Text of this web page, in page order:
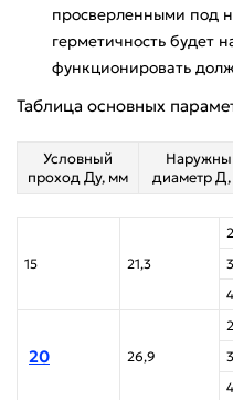
просверленными под
герметичность будет
функционировать
Таблица основных
Условный
проход Ду, мм
диаметр
15 21,3
20 26,9